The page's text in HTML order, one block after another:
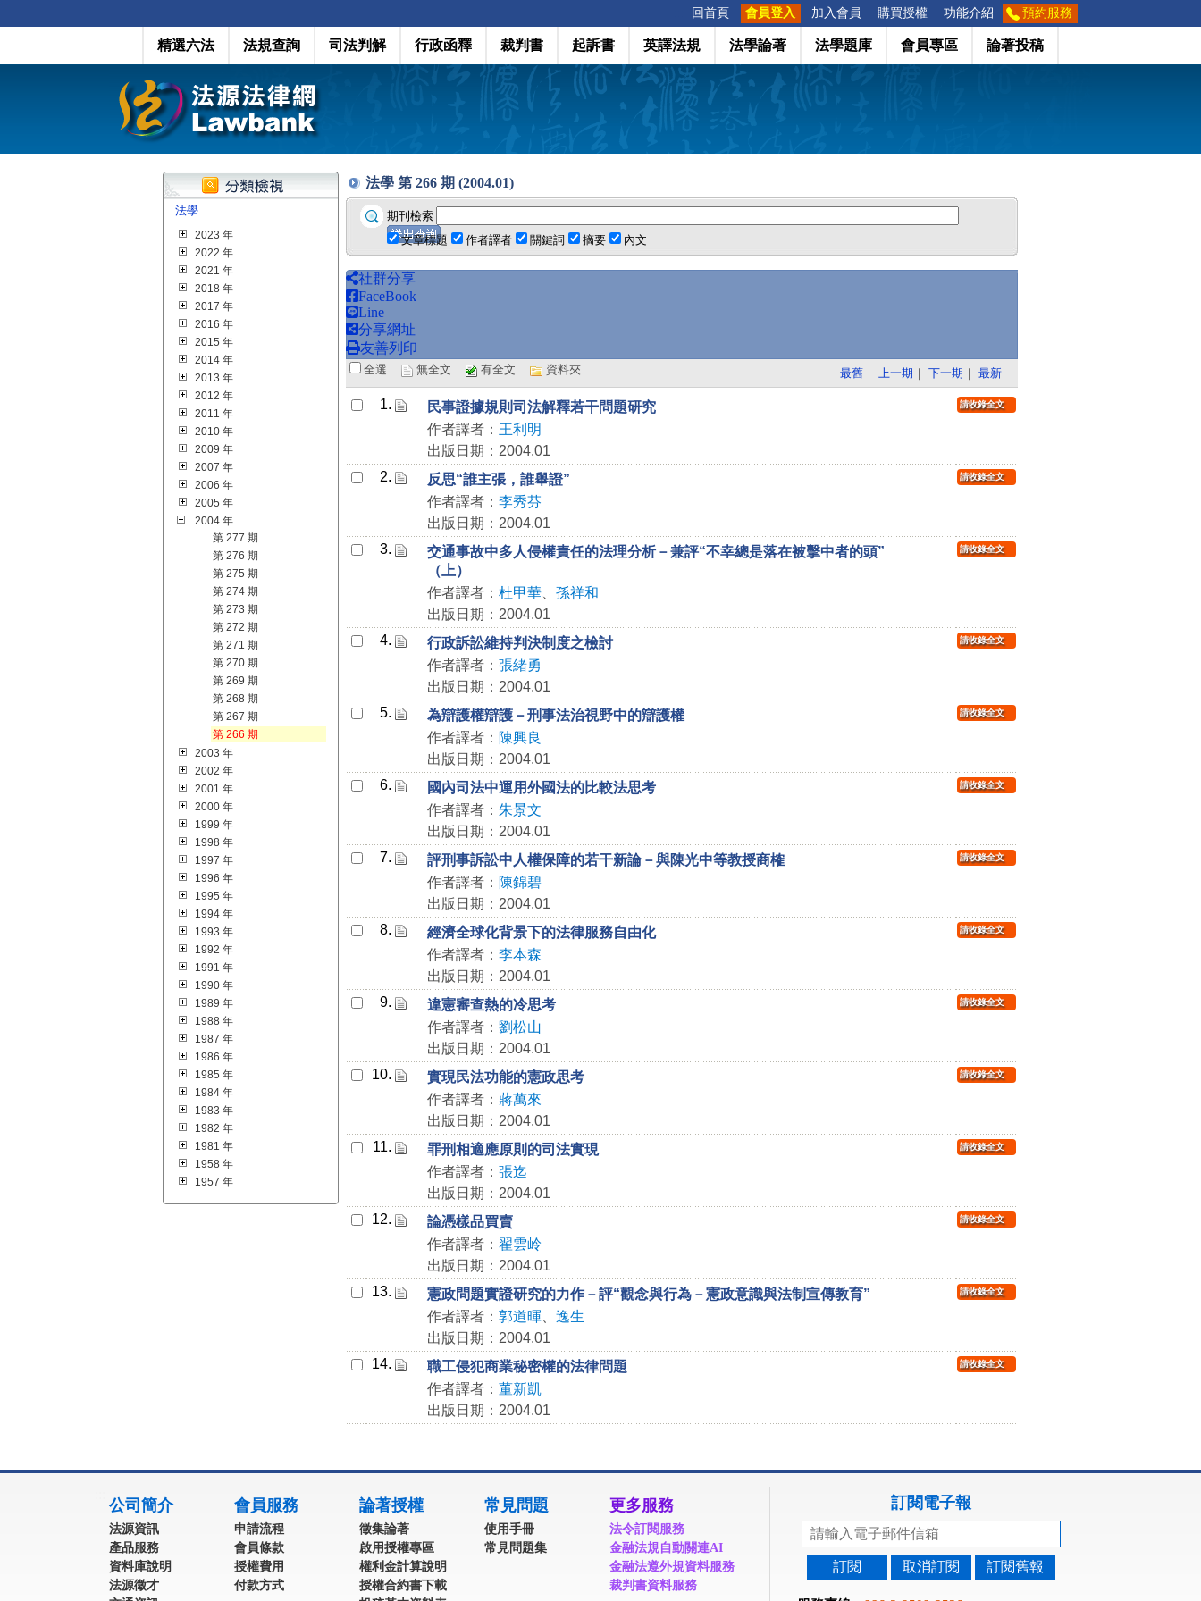
回首頁 會員登入 加入會員 購買授權 功能介紹 預約服務
精選六法 法規查詢 司法判解 行政函釋 裁判書 起訴書 英譯法規 法學論著 法學題庫 會員專區 論著投稿
法學
2023 年
2022 年
2021 年
2018 年
2017 年
2016 年
2015 年
2014 年
2013 年
2012 年
2011 年
2010 年
2009 年
2007 年
2006 年
2005 年
2004 年
第 277 期
第 276 期
第 275 期
第 274 期
第 273 期
第 272 期
第 271 期
第 270 期
第 269 期
第 268 期
第 267 期
第 266 期
2003 年
2002 年
2001 年
2000 年
1999 年
1998 年
1997 年
1996 年
1995 年
1994 年
1993 年
1992 年
1991 年
1990 年
1989 年
1988 年
1987 年
1986 年
1985 年
1984 年
1983 年
1982 年
1981 年
1958 年
1957 年
法學 第 266 期 (2004.01)
期刊檢索
文章標題
作者譯者 關鍵詞 摘要 內文
社群分享
FaceBook
Line
分享網址
友善列印
全選 無全文 有全文 資料夾 最舊 ｜ 上一期 ｜ 下一期 ｜ 最新
1.
民事證據規則司法解釋若干問題研究
作者譯者： 王利明
出版日期：2004.01
請收錄全文
2.
反思“誰主張，誰舉證”
作者譯者： 李秀芬
出版日期：2004.01
請收錄全文
3.
交通事故中多人侵權責任的法理分析－兼評“不幸總是落在被擊中者的頭”
（上）
作者譯者： 杜甲華、 孫祥和
出版日期：2004.01
請收錄全文
4.
行政訴訟維持判決制度之檢討
作者譯者： 張緒勇
出版日期：2004.01
請收錄全文
5.
為辯護權辯護－刑事法治視野中的辯護權
作者譯者： 陳興良
出版日期：2004.01
請收錄全文
6.
國內司法中運用外國法的比較法思考
作者譯者： 朱景文
出版日期：2004.01
請收錄全文
7.
評刑事訴訟中人權保障的若干新論－與陳光中等教授商榷
作者譯者： 陳錦碧
出版日期：2004.01
請收錄全文
8.
經濟全球化背景下的法律服務自由化
作者譯者： 李本森
出版日期：2004.01
請收錄全文
9.
違憲審查熱的冷思考
作者譯者： 劉松山
出版日期：2004.01
請收錄全文
10.
實現民法功能的憲政思考
作者譯者： 蔣萬來
出版日期：2004.01
請收錄全文
11.
罪刑相適應原則的司法實現
作者譯者： 張迄
出版日期：2004.01
請收錄全文
12.
論憑樣品買賣
作者譯者： 翟雲岭
出版日期：2004.01
請收錄全文
13.
憲政問題實證研究的力作－評“觀念與行為－憲政意識與法制宣傳教育”
作者譯者： 郭道暉、 逸生
出版日期：2004.01
請收錄全文
14.
職工侵犯商業秘密權的法律問題
作者譯者： 董新凱
出版日期：2004.01
請收錄全文
公司簡介
法源資訊
產品服務
資料庫說明
法源徵才
會員服務
申請流程
會員條款
授權費用
付款方式
論著授權
徵集論著
啟用授權專區
權利金計算說明
授權合約書下載
常見問題
使用手冊
常見問題集
更多服務
法令訂閱服務
金融法規自動關連AI
金融法遵外規資料服務
裁判書資料服務
訂閱電子報
訂閱 取消訂閱 訂閱舊報